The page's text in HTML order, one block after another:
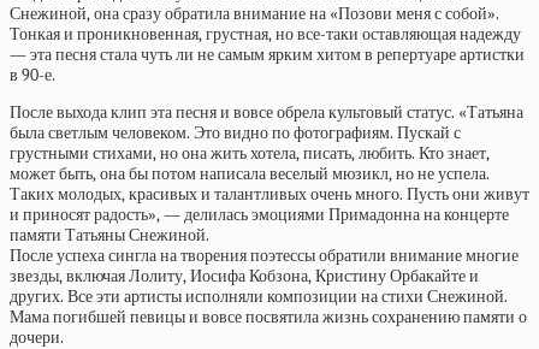
Снежиной, она сразу обратила внимание на «Позови меня с собой».
Тонкая и проникновенная, грустная, но все-таки оставляющая надежду
— эта песня стала чуть ли не самым ярким хитом в репертуаре артистки
в 90-е.
После выхода клип эта песня и вовсе обрела культовый статус. «Татьяна
была светлым человеком. Это видно по фотографиям. Пускай с
грустными стихами, но она жить хотела, писать, любить. Кто знает,
может быть, она бы потом написала веселый мюзикл, но не успела.
Таких молодых, красивых и талантливых очень много. Пусть они живут
и приносят радость», — делилась эмоциями Примадонна на концерте
памяти Татьяны Снежиной.
После успеха сингла на творения поэтессы обратили внимание многие
звезды, включая Лолиту, Иосифа Кобзона, Кристину Орбакайте и
других. Все эти артисты исполняли композиции на стихи Снежиной.
Мама погибшей певицы и вовсе посвятила жизнь сохранению памяти о
дочери.